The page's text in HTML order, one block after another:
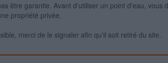
être garantie. Avant d'utiliser un point d'eau, vous
propriété privée.
merci de le signaler afin qu'il soit retiré du site.